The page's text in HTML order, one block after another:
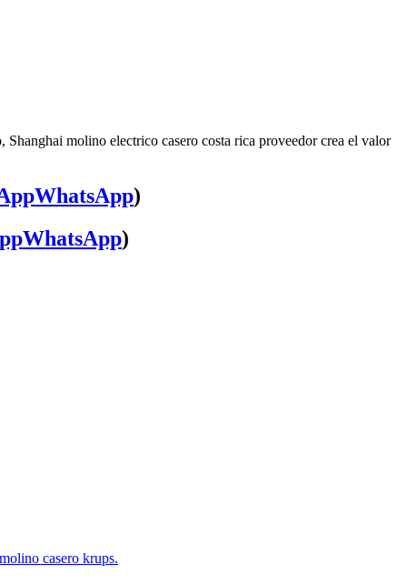
molino electrico casero costa rica proveedor crea el valor
WhatsApp)
WhatsApp)
casero krups.